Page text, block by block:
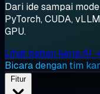
Dari ide sampai
PyTorch, CUDA,
GPU.
Lihat beban kerja AI
Bicara dengan tim
Fitur